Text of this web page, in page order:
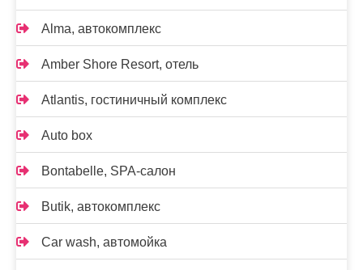
Alma, автокомплекс
Amber Shore Resort, отель
Atlantis, гостиничный комплекс
Auto box
Bontabelle, SPA-салон
Butik, автокомплекс
Car wash, автомойка